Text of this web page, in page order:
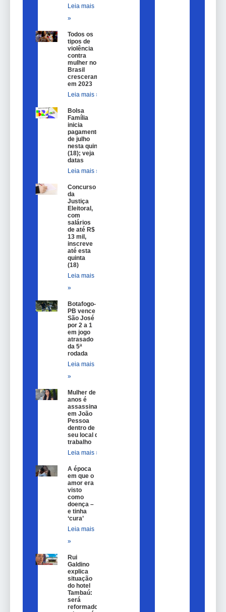
Leia mais
»
Todos os
tipos de
violência
contra
mulher no
Brasil
cresceram
em 2023
Leia mais »
Bolsa
Família
inicia
pagamentos
de julho
nesta quinta
(18); veja
datas
Leia mais »
Concurso
da
Justiça
Eleitoral,
com
salários
de até R$
13 mil,
inscreve
até esta
quinta
(18)
Leia mais
»
Botafogo-
PB vence
São José
por 2 a 1
em jogo
atrasado
da 5ª
rodada
Leia mais
»
Mulher de 25
anos é
assassinada
em João
Pessoa
dentro de
seu local de
trabalho
Leia mais »
A época
em que o
amor era
visto
como
doença –
e tinha
‘cura’
Leia mais
»
Rui
Galdino
explica
situação
do hotel
Tambaú:
será
reformado